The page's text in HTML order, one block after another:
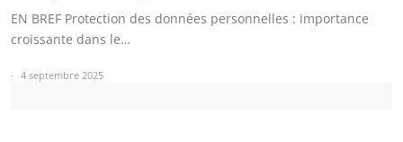
EN BREF Protection des données personnelles : importance
croissante dans le…
4 septembre 2025